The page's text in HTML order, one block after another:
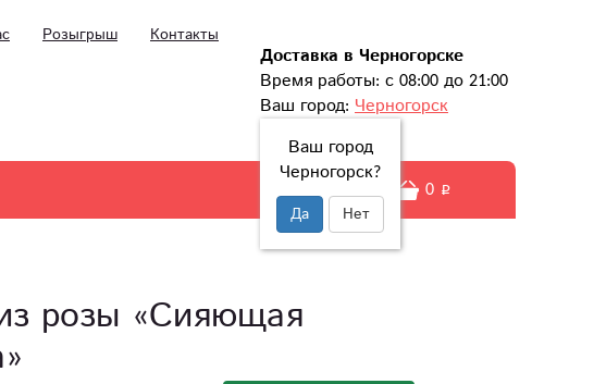
Розыгрыш Контакты
Доставка в Черногорске
Время работы: с 08:00 до 21:00
Ваш город: Черногорск
Ваш город
Черногорск?
Да Нет
0
розы «Сияющая